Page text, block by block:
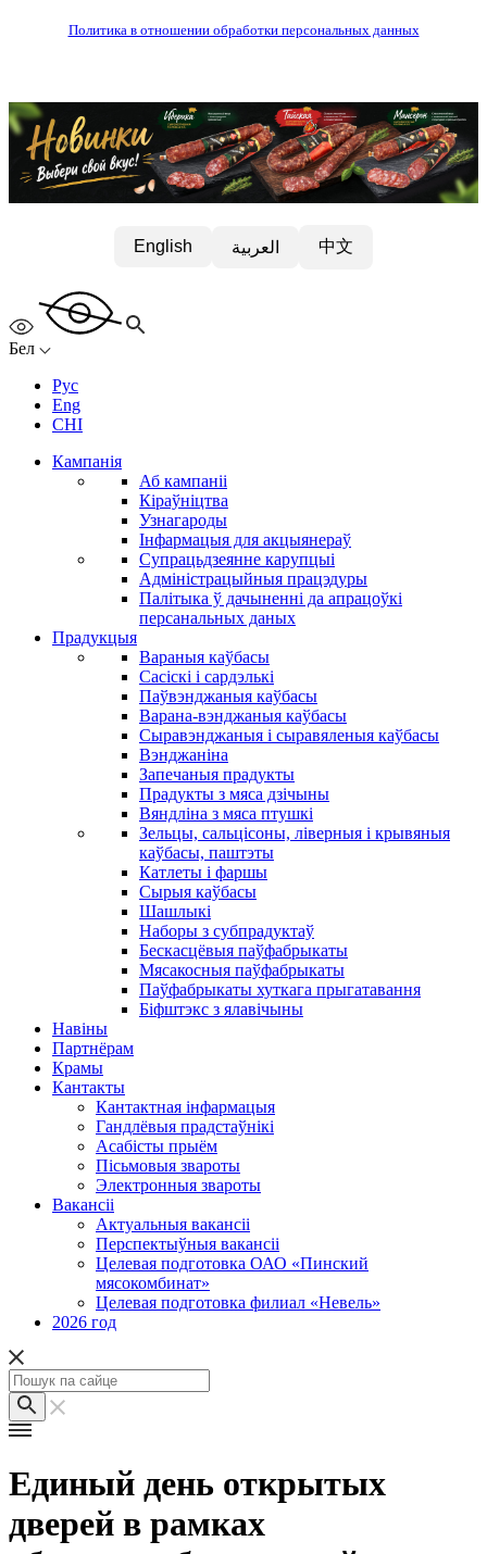
Политика в отношении обработки персональных данных
English العربية 中文
Бел
Рус
Eng
CHI
Кампанія
Аб кампаніі
Кіраўніцтва
Узнагароды
Інфармацыя для акцыянераў
Супрацьдзеянне карупцыі
Адміністрацыйныя працэдуры
Палітыка ў дачыненні да апрацоўкі
персанальных даных
Прадукцыя
Вараныя каўбасы
Сасіскі і сардэлькі
Паўвэнджаныя каўбасы
Варана-вэнджаныя каўбасы
Сыравэнджаныя і сыравяленыя каўбасы
Вэнджаніна
Запечаныя прадукты
Прадукты з мяса дзічыны
Вяндліна з мяса птушкі
Зельцы, сальцісоны, ліверныя і крывяныя
каўбасы, паштэты
Катлеты і фаршы
Сырыя каўбасы
Шашлыкі
Наборы з субпрадуктаў
Бескасцёвыя паўфабрыкаты
Мясакосныя паўфабрыкаты
Паўфабрыкаты хуткага прыгатавання
Біфштэкс з ялавічыны
Навіны
Партнёрам
Крамы
Кантакты
Кантактная інфармацыя
Гандлёвыя прадстаўнікі
Асабісты прыём
Пісьмовыя звароты
Электронныя звароты
Вакансіі
Актуальныя вакансіі
Перспектыўныя вакансіі
Целевая подготовка ОАО «Пинский
мясокомбинат»
Целевая подготовка филиал «Невель»
2026 год
Единый день открытых
дверей в рамках